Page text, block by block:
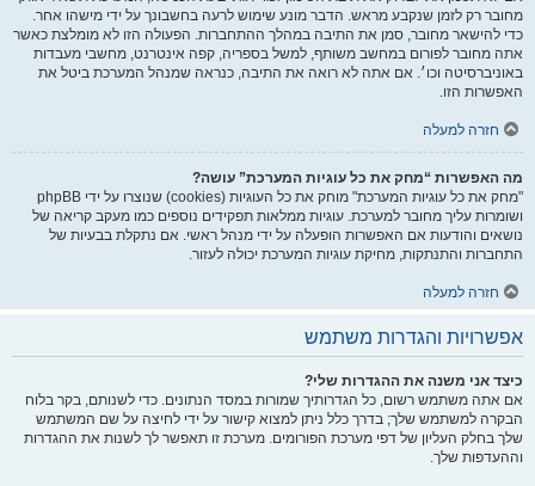
מחובר רק לזמן שנקבע מראש. הדבר מונע שימוש לרעה בחשבונך על ידי מישהו אחר.
כדי להישאר מחובר, סמן את התיבה במהלך ההתחברות. הפעולה הזו לא מומלצת כאשר
אתה מחובר לפורום במחשב משותף, למשל בספריה, קפה אינטרנט, מחשבי מעבדות
באוניברסיטה וכו׳. אם אתה לא רואה את התיבה, כנראה שמנהל המערכת ביטל את
האפשרות הזו.
חזרה למעלה
מה האפשרות “מחק את כל עוגיות המערכת” עושה?
"מחק את כל עוגיות המערכת" מוחק את כל העוגיות (cookies) שנוצרו על ידי phpBB
ושומרות עליך מחובר למערכת. עוגיות ממלאות תפקידים נוספים כמו מעקב קריאה של
נושאים והודעות אם האפשרות הופעלה על ידי מנהל ראשי. אם נתקלת בבעיות של
התחברות והתנתקות, מחיקת עוגיות המערכת יכולה לעזור.
חזרה למעלה
אפשרויות והגדרות משתמש
כיצד אני משנה את ההגדרות שלי?
אם אתה משתמש רשום, כל הגדרותיך שמורות במסד הנתונים. כדי לשנותם, בקר בלוח
הבקרה למשתמש שלך; בדרך כלל ניתן למצוא קישור על ידי לחיצה על שם המשתמש
שלך בחלק העליון של דפי מערכת הפורומים. מערכת זו תאפשר לך לשנות את ההגדרות
וההעדפות שלך.